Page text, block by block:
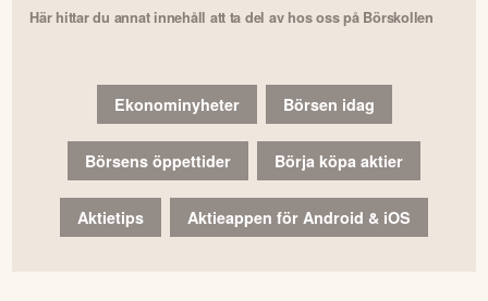
Här hittar du annat innehåll att ta del av hos oss på Börskollen
Ekonominyheter Börsen idag
Börsens öppettider Börja köpa aktier
Aktietips Aktieappen för Android & iOS